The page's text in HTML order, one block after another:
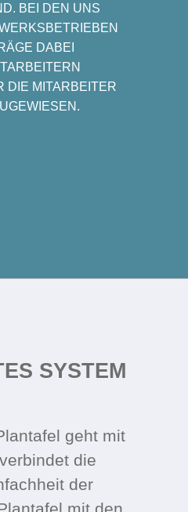
BEI DEN UNS
DABEI
DIE MITARBEITER
SYSTEM
geht mit
die
der